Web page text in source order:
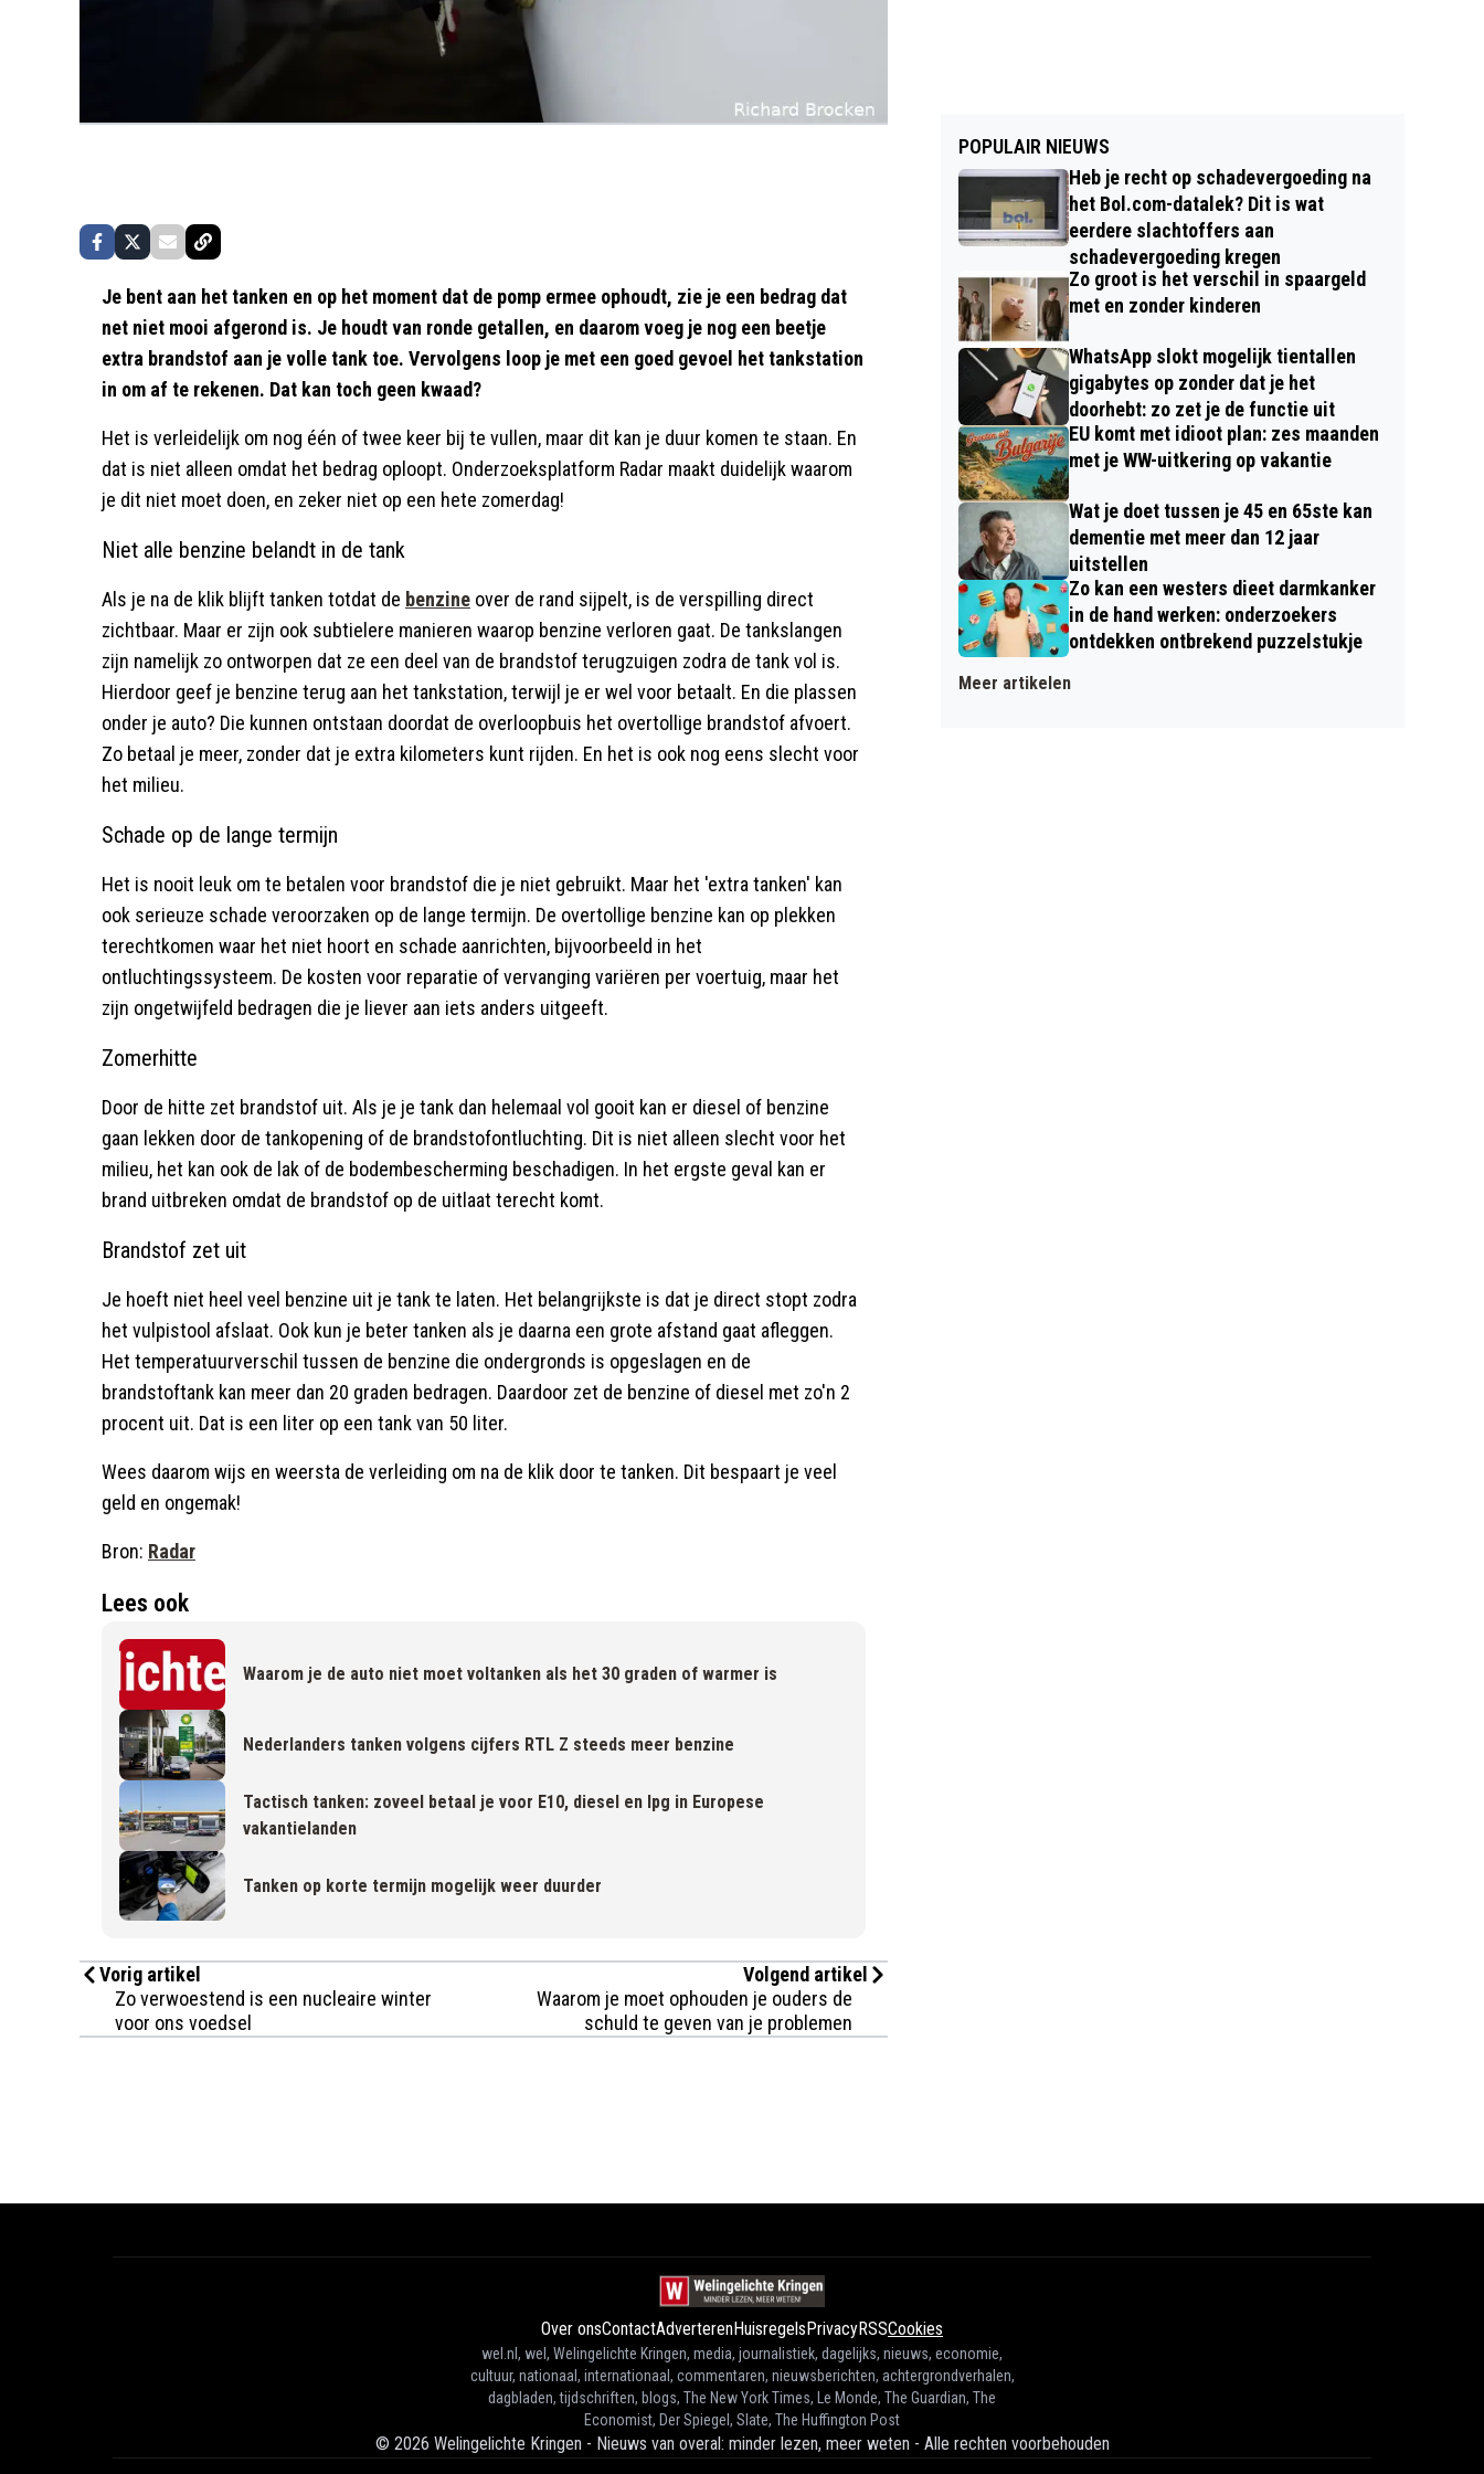
Je bent aan het tanken en op het moment dat de pomp ermee ophoudt, zie je een bedrag dat
net niet mooi afgerond is. Je houdt van ronde getallen, en daarom voeg je nog een beetje
extra brandstof aan je volle tank toe. Vervolgens loop je met een goed gevoel het tankstation
in om af te rekenen. Dat kan toch geen kwaad?
Het is verleidelijk om nog één of twee keer bij te vullen, maar dit kan je duur komen te staan. En
dat is niet alleen omdat het bedrag oploopt. Onderzoeksplatform Radar maakt duidelijk waarom
je dit niet moet doen, en zeker niet op een hete zomerdag!
Niet alle benzine belandt in de tank
Als je na de klik blijft tanken totdat de benzine over de rand sijpelt, is de verspilling direct
zichtbaar. Maar er zijn ook subtielere manieren waarop benzine verloren gaat. De tankslangen
zijn namelijk zo ontworpen dat ze een deel van de brandstof terugzuigen zodra de tank vol is.
Hierdoor geef je benzine terug aan het tankstation, terwijl je er wel voor betaalt. En die plassen
onder je auto? Die kunnen ontstaan doordat de overloopbuis het overtollige brandstof afvoert.
Zo betaal je meer, zonder dat je extra kilometers kunt rijden. En het is ook nog eens slecht voor
het milieu.
Schade op de lange termijn
Het is nooit leuk om te betalen voor brandstof die je niet gebruikt. Maar het 'extra tanken' kan
ook serieuze schade veroorzaken op de lange termijn. De overtollige benzine kan op plekken
terechtkomen waar het niet hoort en schade aanrichten, bijvoorbeeld in het
ontluchtingssysteem. De kosten voor reparatie of vervanging variëren per voertuig, maar het
zijn ongetwijfeld bedragen die je liever aan iets anders uitgeeft.
Zomerhitte
Door de hitte zet brandstof uit. Als je je tank dan helemaal vol gooit kan er diesel of benzine
gaan lekken door de tankopening of de brandstofontluchting. Dit is niet alleen slecht voor het
milieu, het kan ook de lak of de bodembescherming beschadigen. In het ergste geval kan er
brand uitbreken omdat de brandstof op de uitlaat terecht komt.
Brandstof zet uit
Je hoeft niet heel veel benzine uit je tank te laten. Het belangrijkste is dat je direct stopt zodra
het vulpistool afslaat. Ook kun je beter tanken als je daarna een grote afstand gaat afleggen.
Het temperatuurverschil tussen de benzine die ondergronds is opgeslagen en de
brandstoftank kan meer dan 20 graden bedragen. Daardoor zet de benzine of diesel met zo'n 2
procent uit. Dat is een liter op een tank van 50 liter.
Wees daarom wijs en weersta de verleiding om na de klik door te tanken. Dit bespaart je veel
geld en ongemak!
Bron: Radar
Lees ook
Waarom je de auto niet moet voltanken als het 30 graden of warmer is
Nederlanders tanken volgens cijfers RTL Z steeds meer benzine
Tactisch tanken: zoveel betaal je voor E10, diesel en lpg in Europese
vakantielanden
Tanken op korte termijn mogelijk weer duurder
Vorig artikel
Zo verwoestend is een nucleaire winter
voor ons voedsel
Volgend artikel
Waarom je moet ophouden je ouders de
schuld te geven van je problemen
POPULAIR NIEUWS
Heb je recht op schadevergoeding na
het Bol.com-datalek? Dit is wat
eerdere slachtoffers aan
schadevergoeding kregen
Zo groot is het verschil in spaargeld
met en zonder kinderen
WhatsApp slokt mogelijk tientallen
gigabytes op zonder dat je het
doorhebt: zo zet je de functie uit
EU komt met idioot plan: zes maanden
met je WW-uitkering op vakantie
Wat je doet tussen je 45 en 65ste kan
dementie met meer dan 12 jaar
uitstellen
Zo kan een westers dieet darmkanker
in de hand werken: onderzoekers
ontdekken ontbrekend puzzelstukje
Meer artikelen
Over onsContactAdverterenHuisregelsPrivacyRSSCookies
wel.nl, wel, Welingelichte Kringen, media, journalistiek, dagelijks, nieuws, economie,
cultuur, nationaal, internationaal, commentaren, nieuwsberichten, achtergrondverhalen,
dagbladen, tijdschriften, blogs, The New York Times, Le Monde, The Guardian, The
Economist, Der Spiegel, Slate, The Huffington Post
© 2026 Welingelichte Kringen - Nieuws van overal: minder lezen, meer weten - Alle rechten voorbehouden